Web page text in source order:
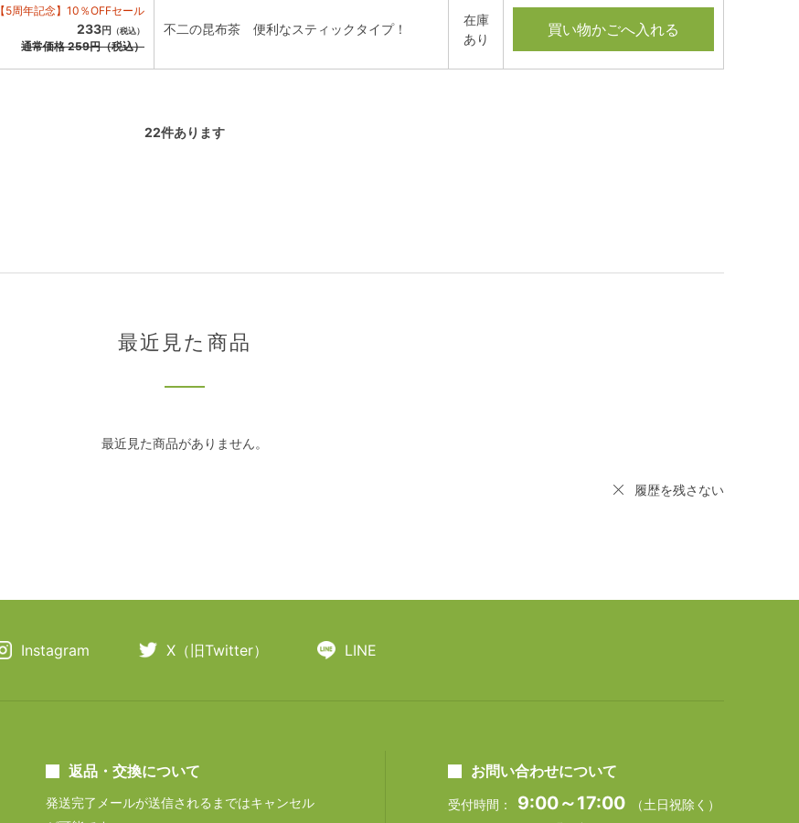
【5周年記念】10％OFFセール
233円 （税込）
通常価格259円（税込）
不二の昆布茶 便利なスティックタイプ！
在庫
あり
買い物かごへ入れる
22件あります
最近見た商品
最近見た商品がありません。
履歴を残さない
Instagram X（旧Twitter） LINE
返品・交換について
発送完了メールが送信されるまではキャンセル
お問い合わせについて
受付時間： 9:00～17:00
（土日祝除く）